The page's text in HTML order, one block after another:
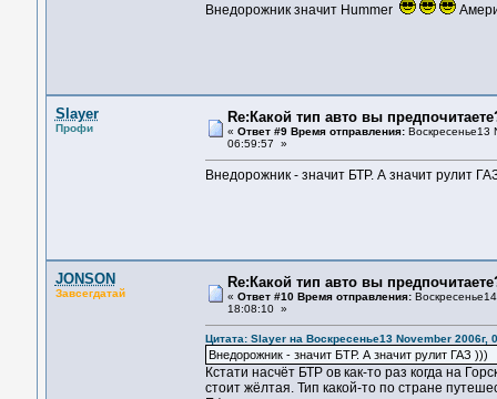
Внедорожник значит Hummer
Slayer
Профи
Re:Какой тип авто вы
« Ответ #9 Время отправления:Воскресенье13
06:59:57 »
Внедорожник - значит БТР. А значит рулит
JONSON
Завсегдатай
Re:Какой тип авто вы
« Ответ #10 Время отправления:
18:08:10 »
Цитата: Slayer на Воскресенье13 November 2006г,
Внедорожник - значит БТР. А значит рулит ГАЗ )))
Кстати насчёт БТР ов как-то раз когда на
стоит жёлтая. Тип какой-то по стране